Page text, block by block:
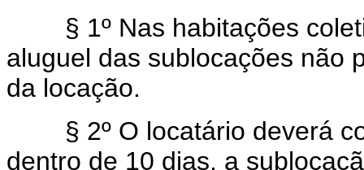
§ 1º Nas habitações
aluguel das sublocações não
da locação.
§ 2º O locatário deverá
dentro de 10 dias, a